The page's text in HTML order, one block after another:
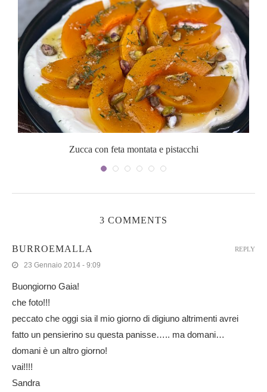
Zucca con feta montata e pistacchi
3 COMMENTS
BURROEMALLA
23 Gennaio 2014 - 9:09
Buongiorno Gaia!
che foto!!!
peccato che oggi sia il mio giorno di digiuno altrimenti avrei
fatto un pensierino su questa panisse….. ma domani…
domani è un altro giorno!
vai!!!!
Sandra
REPLY